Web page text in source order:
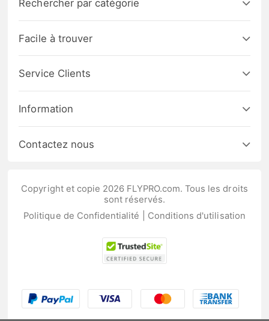
Rechercher par catégorie
Facile à trouver
Service Clients
Information
Contactez nous
Copyright et copie 2026 FLYPRO.com. Tous les droits
sont réservés.
Politique de Confidentialité
Conditions d'utilisation